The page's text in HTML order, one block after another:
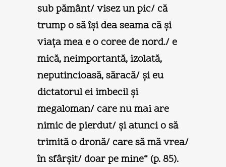
sub pământ/ visez un pic/ că
trump o să îşi dea seama că şi
viaţa mea e o coree de nord./ e
mică, neimportantă, izolată,
neputincioasă, săracă/ şi eu
dictatorul ei imbecil şi
megaloman/ care nu mai are
nimic de pierdut/ şi atunci o să
trimită o dronă/ care să mă vrea/
în sfârşit/ doar pe mine“ (p. 85).